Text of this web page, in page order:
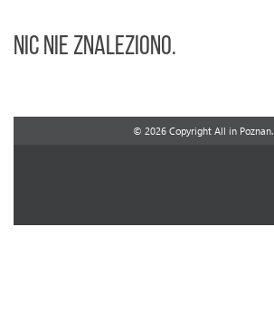
Nic nie znaleziono.
© 2026 Copyright All in Poznan.